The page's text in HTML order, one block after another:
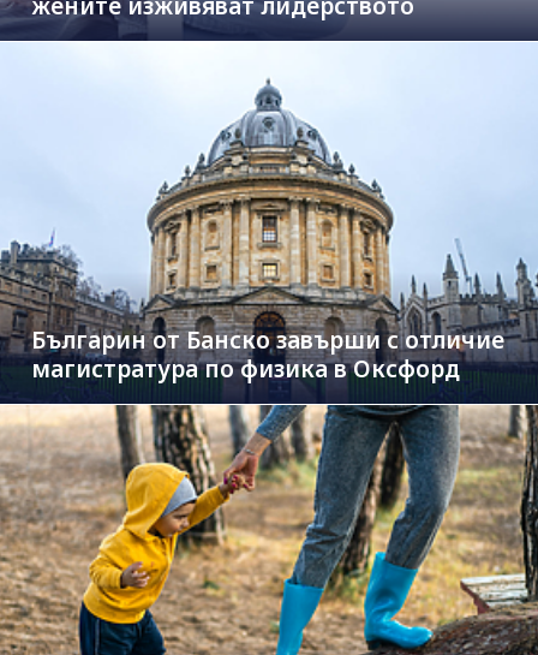
Българин от Банско завърши с отличие
магистратура по физика в Оксфорд